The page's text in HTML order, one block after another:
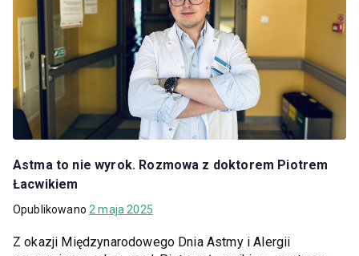
Astma to nie wyrok. Rozmowa z doktorem Piotrem
Łacwikiem
Opublikowano2 maja 2025
Z okazji Międzynarodowego Dnia Astmy i Alergii